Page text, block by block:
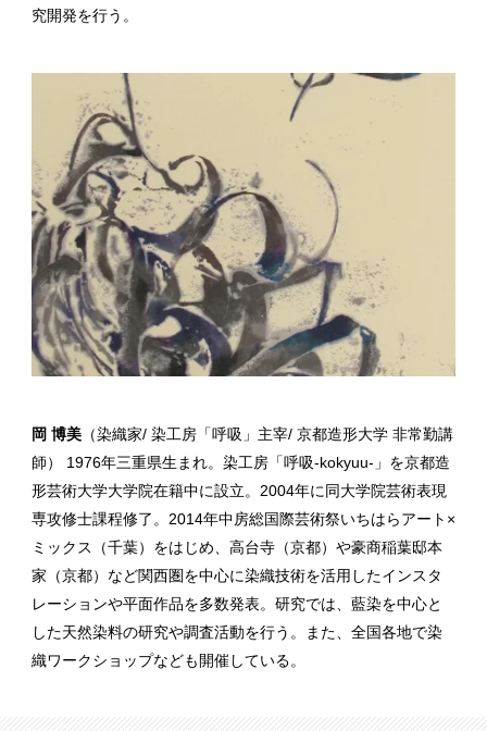
究開発を行う。
岡 博美（染織家/ 染工房「呼吸」主宰/ 京都造形大学 非常勤講
師） 1976年三重県生まれ。染工房「呼吸-kokyuu-」を京都造
形芸術大学大学院在籍中に設立。2004年に同大学院芸術表現
専攻修士課程修了。2014年中房総国際芸術祭いちはらアート×
ミックス（千葉）をはじめ、高台寺（京都）や豪商稲葉邸本
家（京都）など関西圏を中心に染織技術を活用したインスタ
レーションや平面作品を多数発表。研究では、藍染を中心と
した天然染料の研究や調査活動を行う。また、全国各地で染
織ワークショップなども開催している。